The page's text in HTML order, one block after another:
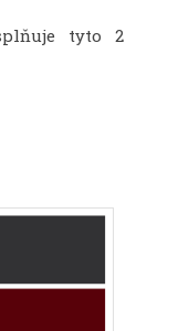
tyto 2